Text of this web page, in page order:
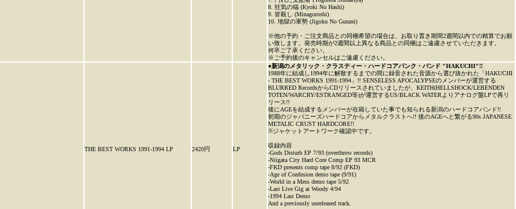
8. 狂気の端 (Kyoki No Hashi)
9. 皆殺し (Minagoroshi)
10. 地獄の軍勢 (Jigoku No Gunzei)
※他の予約・ご注文商品との同梱希望の場合は、お取り置き期間2週間以内での精算でお願
い致します。発売時期が2週間以上異なる商品との同梱はご遠慮させていただきます。
何卒ご了承ください。
※ご予約後のキャンセルはご遠慮ください。
THE BEST WORKS 1991-1994 LP 2420円 LP
●新潟のメタリック・クラスティー・ハードコアパンク・バンド "HAKUCHI"!!
1988年に結成し1994年に解散するまでの間に録音された音源から選び抜かれた「HAKUCHI
- THE BEST WORKS 1991-1994」!! SENSELESS APOCALYPSEのメンバーが運営する
BLURRED RecordsからCDリリースされていましたが、KEITH(HELLSHOCK/LEBENDEN
TOTEN/WARCRY/ESTRANGED等)が運営するUS/BLACK WATERよりアナログ盤LPで再リ
リース!!
後にAGEを結成するメンバーが在籍していた事でも知られる新潟のハードコアバンド!!
初期のジャパニーズハードコアからメタルクラストへ!! 後のAGEへと繋がる90s JAPANESE
METALIC CRUST HARDCORE!!
※ジャケットアートワーク確認中です。
収録内容
-Gods Disturb EP 7/93 (overthrow records)
-Niigata City Hard Core Comp EP 93 MCR
-FKD presents comp tape 8/92 (FKD)
-Age of Confusion demo tape (9/91)
-World in a Mess demo tape 5/92
-Last Live Gig at Woody 4/94
-1994 Last Demo
And a previously unreleased track.